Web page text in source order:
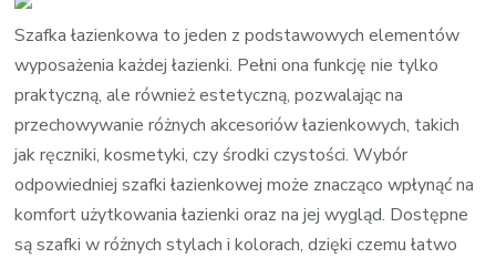
na
książki
–
niezbędny
mebel
dla
miłośników
literatury
Szafka łazienkowa to jeden z podstawowych elementów
wyposażenia każdej łazienki. Pełni ona funkcję nie tylko
praktyczną, ale również estetyczną, pozwalając na
przechowywanie różnych akcesoriów łazienkowych, takich
jak ręczniki, kosmetyki, czy środki czystości. Wybór
odpowiedniej szafki łazienkowej może znacząco wpłynąć na
komfort użytkowania łazienki oraz na jej wygląd. Dostępne
są szafki w różnych stylach i kolorach, dzięki czemu łatwo